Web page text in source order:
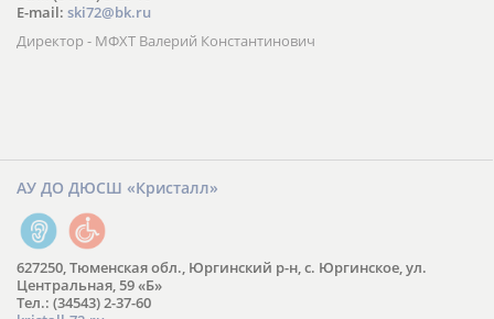
E-mail: ski72@bk.ru
Директор - МФХТ Валерий Константинович
АУ ДО ДЮСШ «Кристалл»
627250, Тюменская обл., Юргинский р-н, с. Юргинское, ул.
Центральная, 59 «Б»
Тел.: (34543) 2-37-60